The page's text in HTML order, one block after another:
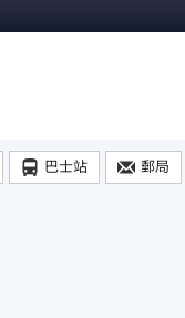
巴士站 郵局